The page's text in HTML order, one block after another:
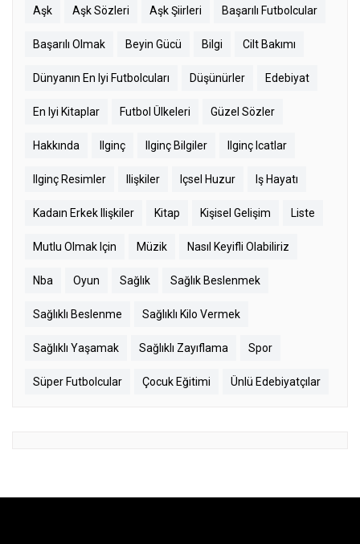
Aşk Aşk Sözleri Aşk Şiirleri Başarılı Futbolcular
Başarılı Olmak Beyin Gücü Bilgi Cilt Bakımı
Dünyanın En Iyi Futbolcuları Düşünürler Edebiyat
En Iyi Kitaplar Futbol Ülkeleri Güzel Sözler
Hakkında Ilginç Ilginç Bilgiler Ilginç Icatlar
Ilginç Resimler Ilişkiler Içsel Huzur Iş Hayatı
Kadaın Erkek Ilişkiler Kitap Kişisel Gelişim Liste
Mutlu Olmak Için Müzik Nasıl Keyifli Olabiliriz
Nba Oyun Sağlık Sağlık Beslenmek
Sağlıklı Beslenme Sağlıklı Kilo Vermek
Sağlıklı Yaşamak Sağlıklı Zayıflama Spor
Süper Futbolcular Çocuk Eğitimi Ünlü Edebiyatçılar